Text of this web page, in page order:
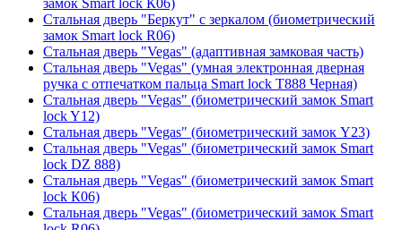
замок Smart lock К06)
Стальная дверь "Беркут" с зеркалом (биометрический
замок Smart lock R06)
Стальная дверь "Vegas" (адаптивная замковая часть)
Стальная дверь "Vegas" (умная электронная дверная
ручка с отпечатком пальца Smart lock T888 Черная)
Стальная дверь "Vegas" (биометрический замок Smart
lock Y12)
Стальная дверь "Vegas" (биометрический замок Y23)
Стальная дверь "Vegas" (биометрический замок Smart
lock DZ 888)
Стальная дверь "Vegas" (биометрический замок Smart
lock К06)
Стальная дверь "Vegas" (биометрический замок Smart